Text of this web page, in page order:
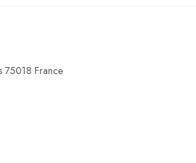
75018 France